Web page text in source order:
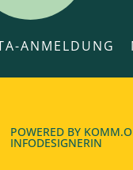
ANMELDUNG
POWERED BY
INFODESIGNERIN